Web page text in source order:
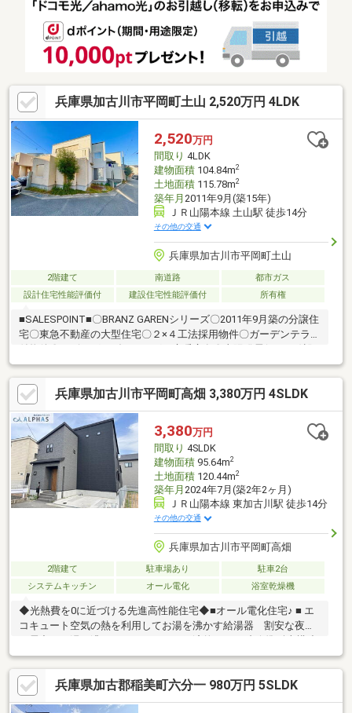
兵庫県加古川市平岡町土山 2,520万円 4LDK
2,520万円
間取り 4LDK
建物面積104.84m2
土地面積115.78m2
築年月 2011年9月(築15年)
ＪＲ山陽本線 土山駅 徒歩14分
その他の交通
兵庫県加古川市平岡町土山
2階建て 南道路
都市ガス
設計住宅性能評価付
建設住宅性能評価付 所有権
■SALESPOINT■〇BRANZ GARENシリーズ〇2011年9月築の分譲住
宅〇東急不動産の大型住宅〇２×４工法採用物件〇ガーデンテラス
付物件〇リビング、ダイニングに床暖房有〇太陽発電(3.82kw)設
置済み〇設計住宅性能評価書・建設住宅性能評価書取得物件
兵庫県加古川市平岡町高畑 3,380万円 4SLDK
3,380万円
間取り 4SLDK
建物面積95.64m2
土地面積120.44m2
築年月 2024年7月(築2年2ヶ月)
ＪＲ山陽本線 東加古川駅 徒歩14分
その他の交通
兵庫県加古川市平岡町高畑
2階建て 駐車場あり
駐車2台
システムキッチン
オール電化 浴室乾燥機
◆光熱費を0に近づける先進高性能住宅◆■オール電化住宅♪ ■ エ
コキュート空気の熱を利用してお湯を沸かす給湯器 割安な夜間
で地震保険、火災保険が約半分に♪■閑静な住宅街でありながら、
ＪＲ東加古川駅徒歩圏内♪■大型スーパーや商業施設も近く、生活
しやすい環境です♪■バイパスや主要道路までも出やすく、電車通
勤だけでなく 車通勤の方にもおススメです♪◆周辺施設・ハロ
兵庫県加古郡稲美町六分一 980万円 5SLDK